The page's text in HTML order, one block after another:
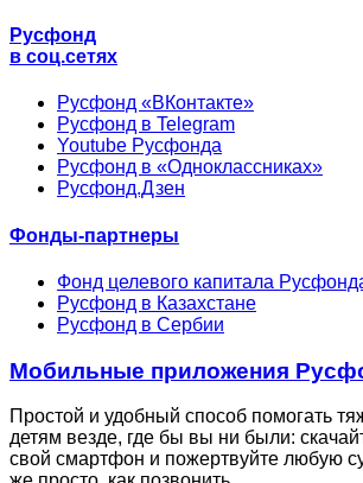
Русфонд
в соц.сетях
Русфонд «ВКонтакте»
Русфонд в Telegram
Youtube Русфонда
Русфонд в «Одноклассниках»
Русфонд.Дзен
Фонды-партнеры
Фонд целевого капитала
Русфонд в Казахстане
Русфонд в Сербии
Мобильные приложения
Простой и удобный способ помогать
детям везде, где бы вы ни были:
свой смартфон и пожертвуйте любую